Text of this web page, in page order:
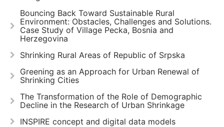
Bouncing Back Toward Sustainable Rural
Environment: Obstacles, Challenges and Solutions.
Case Study of Village Pecka, Bosnia and
Herzegovina
Shrinking Rural Areas of Republic of Srpska
Greening as an Approach for Urban Renewal of
Shrinking Cities
The Transformation of the Role of Demographic
Decline in the Research of Urban Shrinkage
INSPIRE concept and digital data models